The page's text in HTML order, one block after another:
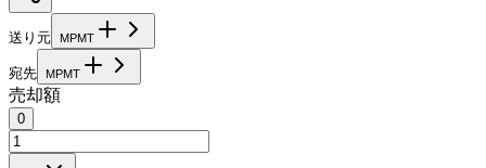
送り元 MPMT
宛先 MPMT
売却額
0